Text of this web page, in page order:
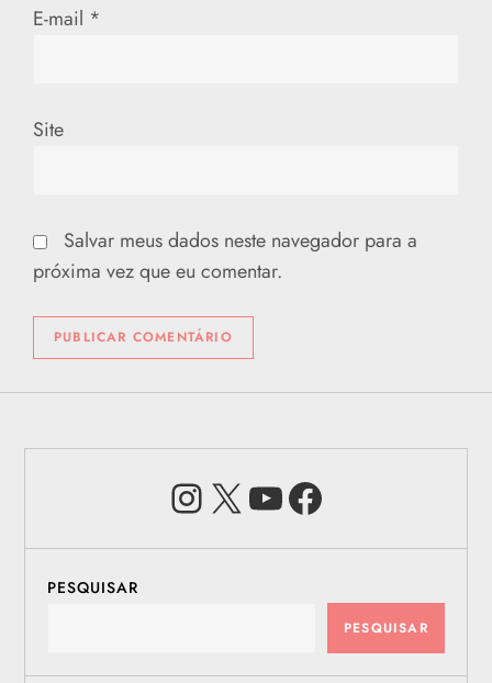
E-mail *
Site
Salvar meus dados neste navegador para a
próxima vez que eu comentar.
Instagram
X Youtube
PESQUISAR
PESQUISAR